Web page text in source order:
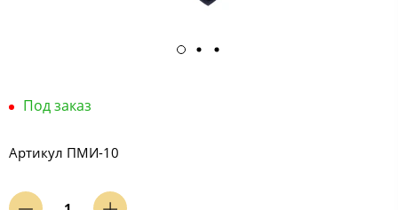
Под заказ
Артикул ПМИ-10